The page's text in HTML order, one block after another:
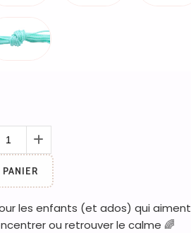
- satin
satin
les enfants (et ados) qui aiment
ou retrouver le calme 🌈